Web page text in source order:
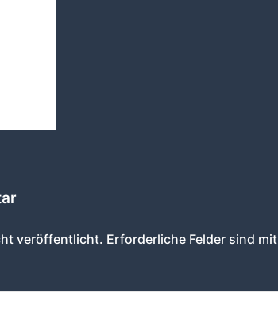
veröffentlicht. Erforderliche Felder sind mit